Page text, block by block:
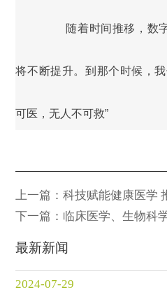
随着时间推移，数
将不断提升。到那个时候，
可医，无人不可救”
上一篇：科技赋能健康医学
下一篇：临床医学、生物科
最新新闻
2024-07-29